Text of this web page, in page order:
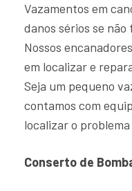
Vazamentos em
danos sérios se
Nossos
em localizar e
Seja um pequeno
contamos com
localizar o
Conserto de